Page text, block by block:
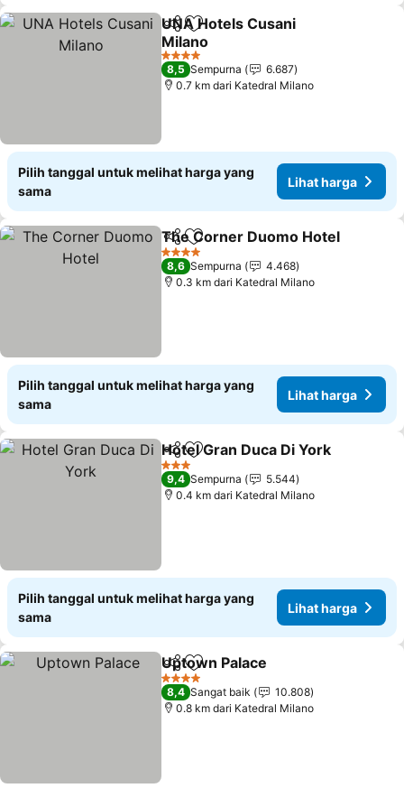
BagikanTambahkan ke favorit
UNA Hotels Cusani
Milano
Lihat harga
4 Bintang
8,5 Sempurna
6.687
0.7 km dari Katedral Milano
Pilih tanggal untuk melihat harga yang
sama
Lihat harga
BagikanTambahkan ke favorit
The Corner Duomo Hotel
4 Bintang
8,6 Sempurna
4.468
0.3 km dari Katedral Milano
Pilih tanggal untuk melihat harga yang
sama
Lihat harga
BagikanTambahkan ke favorit
Hotel Gran Duca Di York
3 Bintang
9,4 Sempurna
5.544
0.4 km dari Katedral Milano
Pilih tanggal untuk melihat harga yang
sama
Lihat harga
BagikanTambahkan ke favorit
Uptown Palace
4 Bintang
8,4 Sangat baik
10.808
0.8 km dari Katedral Milano